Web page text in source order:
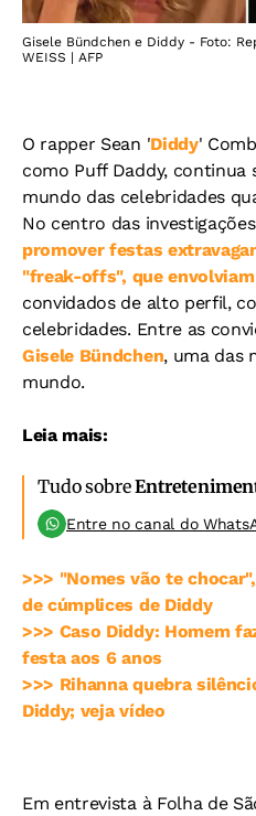
Gisele Bündchen e Diddy - Foto:
WEISS | AFP
O rapper Sean 'Diddy'
como Puff Daddy,
mundo das celebridades
No centro das
promover festas
"freak-offs", que
convidados de alto perfil,
celebridades. Entre as
Gisele Bündchen, uma das
mundo.
Leia mais:
Tudo sobre
Entre no canal do
>>> "Nomes vão te
de cúmplices de Diddy
>>> Caso Diddy: Homem
festa aos 6 anos
>>> Rihanna quebra
Diddy; veja vídeo
Em entrevista à Folha de